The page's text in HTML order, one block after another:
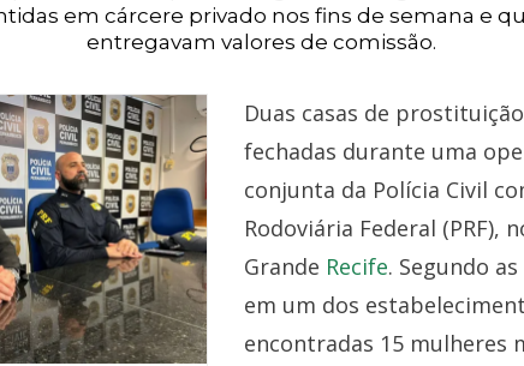
em cárcere privado nos fins de semana e
entregavam valores de comissão.
Duas casas de
fechadas durante uma
conjunta da Polícia Civil
Rodoviária Federal (PRF),
Grande Recife. Segundo
em um dos
encontradas 15 mulheres